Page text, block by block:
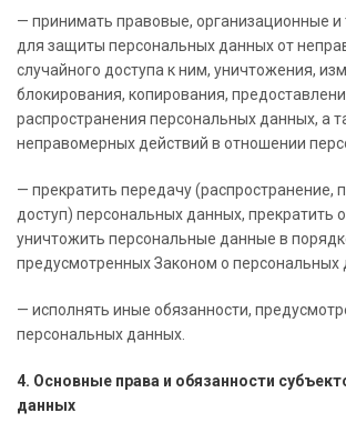
— принимать правовые, организационные и
для защиты персональных данных от
случайного доступа к ним, уничтожения,
блокирования, копирования,
распространения персональных данных, а
неправомерных действий в отношении
— прекратить передачу (распространение,
доступ) персональных данных, прекратить
уничтожить персональные данные в
предусмотренных Законом о персональных
— исполнять иные обязанности,
персональных данных.
4. Основные права и обязанности
данных